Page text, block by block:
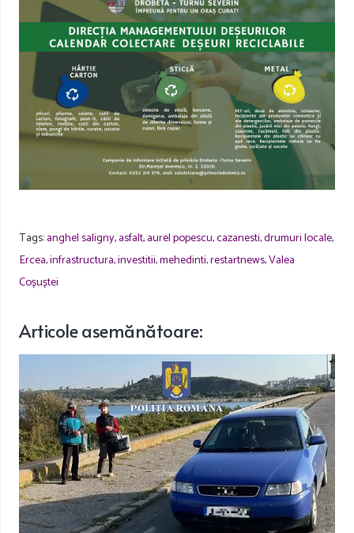
Tags:anghel saligny,asfalt,aurel popescu,cazanesti,drumuri locale,
Ercea,infrastructura,investitii,mehedinti,restartnews,Valea
Coșuștei
Articoleasemănătoare: